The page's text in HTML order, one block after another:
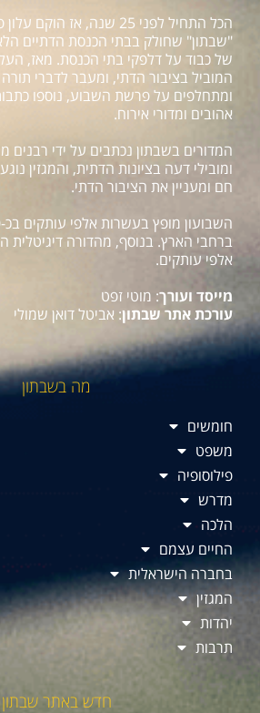
הכל התחיל לפני 25 שנה, אז
"שבתון" שחולק בבתי הכנסת הדתיים
של כבוד על דלפקי בתי הכנסת. מאז,
המוביל בציבור הדתי, ומעבר לדברי תורה
ומתחלפים על פרשת השבוע, נוספו
אהובים ומדורי אירוח.
המדורים בשבתון נכתבים על ידי רבנים
ומובילי דעה בציונות הדתית, והמגזין
חם ומעניין את הציבור הדתי.
ברחבי הארץ. בנוסף, מהדורה
אלפי עותקים.
מייסד ועורך: מוטי זפט
עורכת אתר שבתון: אביטל דואן שמולי
מה בשבתון
חומשים
משפט
פילוסופיה
מדרש
הלכה
החיים עצמם
בחברה הישראלית
המגזין
יהדות
תרבות
חדש באתר שבתון